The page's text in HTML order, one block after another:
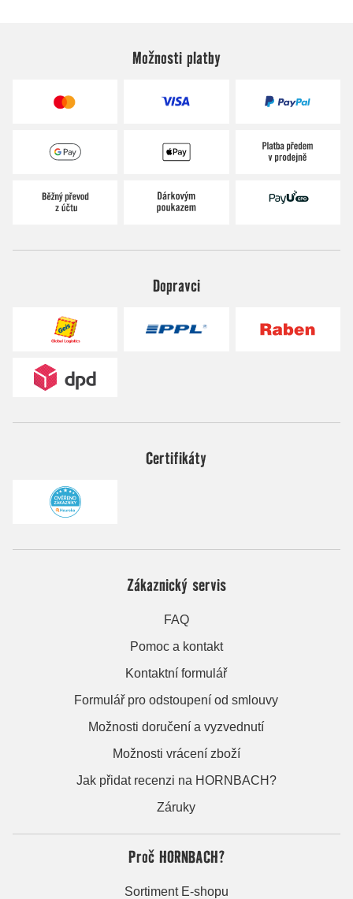
Možnosti platby
Dopravci
Certifikáty
Zákaznický servis
FAQ
Pomoc a kontakt
Kontaktní formulář
Formulář pro odstoupení od smlouvy
Možnosti doručení a vyzvednutí
Možnosti vrácení zboží
Jak přidat recenzi na HORNBACH?
Záruky
Proč HORNBACH?
Sortiment E-shopu